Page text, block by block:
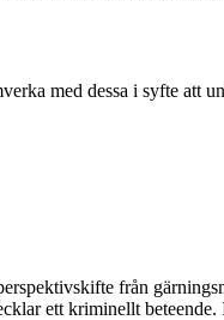
med dessa i syfte att
från
ett kriminellt